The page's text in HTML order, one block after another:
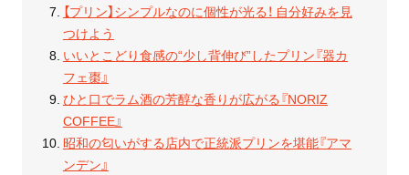
【プリン】シンプルなのに個性が光る！ 自分好みを見
つけよう
いいとこどり食感の“少し背伸び”したプリン『器カ
フェ棗』
ひと口でラム酒の芳醇な香りが広がる『NORIZ
COFFEE』
昭和の匂いがする店内で正統派プリンを堪能『アマ
ンデン』